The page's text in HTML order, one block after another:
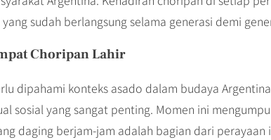
sudah berlangsung selama generasi demi
Choripan Lahir
dipahami konteks asado dalam budaya
sosial yang sangat penting. Momen ini
daging berjam-jam adalah bagian dari